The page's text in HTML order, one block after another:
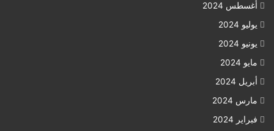
أغسطس 2024
يوليو 2024
يونيو 2024
مايو 2024
أبريل 2024
مارس 2024
فبراير 2024